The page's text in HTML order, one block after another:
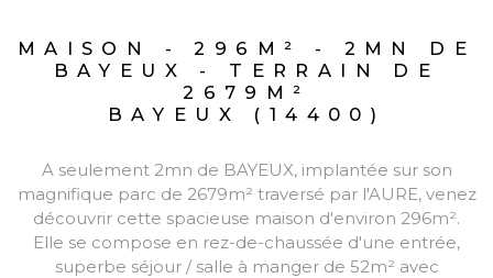
MAISON - 296M² - 2MN DE
BAYEUX - TERRAIN DE
2679M²
BAYEUX (14400)
A seulement 2mn de BAYEUX, implantée sur son
magnifique parc de 2679m² traversé par l'AURE, venez
découvrir cette spacieuse maison d'environ 296m².
Elle se compose en rez-de-chaussée d'une entrée,
superbe séjour / salle à manger de 52m² avec